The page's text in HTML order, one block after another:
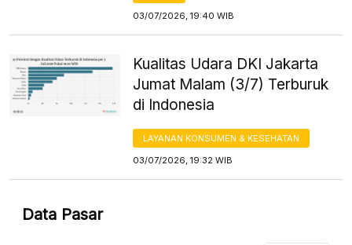
03/07/2026, 19:40 WIB
Kualitas Udara DKI Jakarta
Jumat Malam (3/7) Terburuk
di Indonesia
LAYANAN KONSUMEN & KESEHATAN
03/07/2026, 19:32 WIB
Data Pasar